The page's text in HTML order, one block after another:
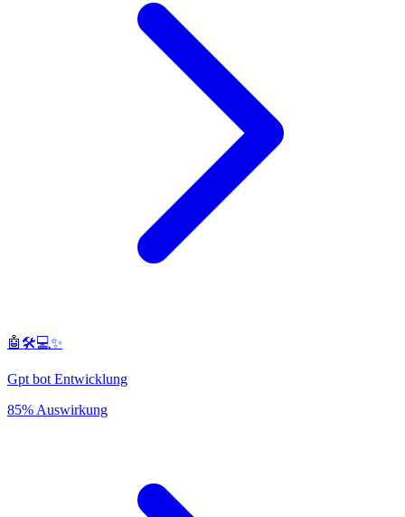
🤖🛠️💻✨
Gpt bot Entwicklung
85% Auswirkung